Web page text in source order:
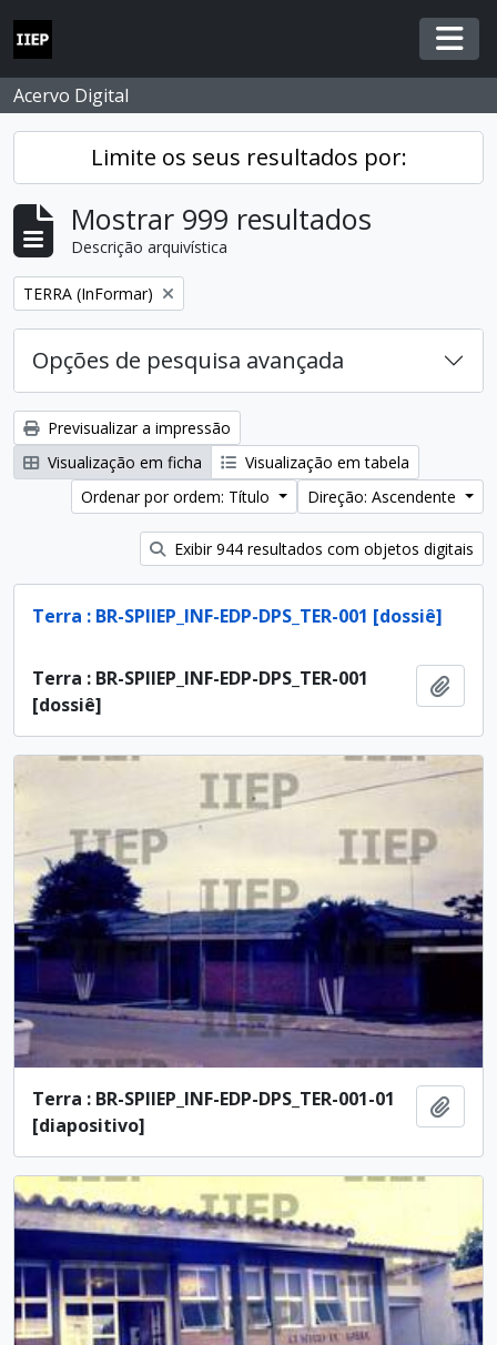
Skip to main content
Acervo Digital
Limite os seus resultados por:
Mostrar 999 resultados
Descrição arquivística
Remover filtro:
TERRA (InFormar)
Opções de pesquisa avançada
Previsualizar a impressão
Visualização em ficha
Visualização em tabela
Ordenar por ordem: Título
Direção: Ascendente
Exibir 944 resultados com objetos digitais
Terra : BR-SPIIEP_INF-EDP-DPS_TER-001 [dossiê]
Terra : BR-SPIIEP_INF-EDP-DPS_TER-001
[dossiê]
Terra : BR-SPIIEP_INF-EDP-DPS_TER-001-01
[diapositivo]